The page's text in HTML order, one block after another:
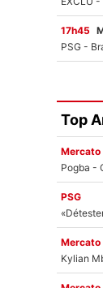
17h45
Top
Mercato
Pogba -
PSG
Mercato
Kylian